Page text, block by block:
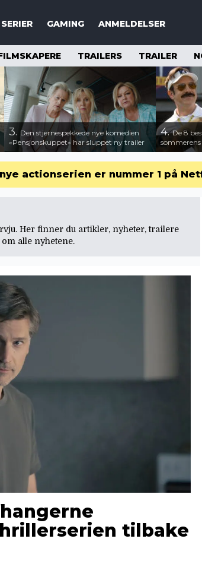
SERIER GAMING ANMELDELSER
TRAILERS TRAILER
3. Den stjernespekkede nye komedien
«Pensjonskuppet» har sluppet ny trailer
4.De 8
sommerens
actionserien er nummer 1 på
Her finner du artikler, nyheter, trailere
om alle nyhetene.
tilbake